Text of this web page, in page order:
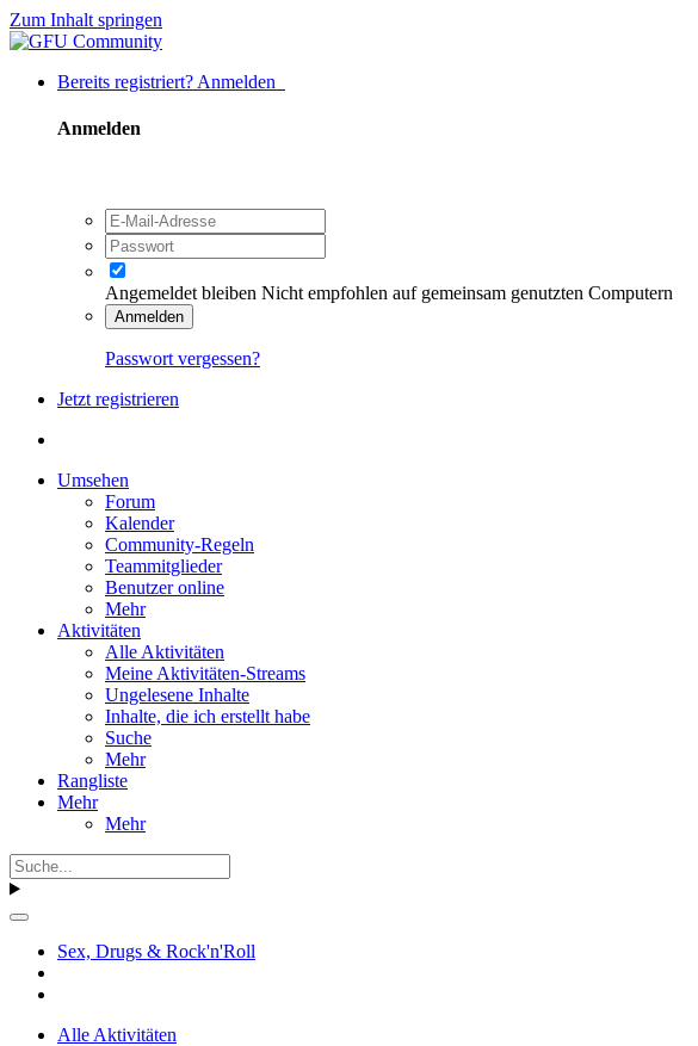
Zum Inhalt springen
Bereits registriert? Anmelden
Anmelden
Angemeldet bleiben Nicht empfohlen auf gemeinsam genutzten Computern
Anmelden
Passwort vergessen?
Jetzt registrieren
Umsehen
Forum
Kalender
Community-Regeln
Teammitglieder
Benutzer online
Mehr
Aktivitäten
Alle Aktivitäten
Meine Aktivitäten-Streams
Ungelesene Inhalte
Inhalte, die ich erstellt habe
Suche
Mehr
Rangliste
Mehr
Mehr
Sex, Drugs & Rock'n'Roll
Alle Aktivitäten